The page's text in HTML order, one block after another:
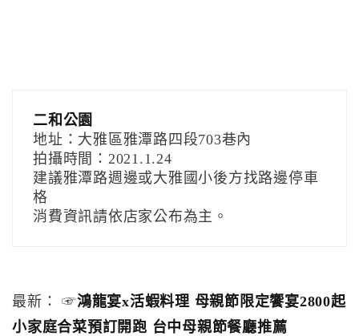
二和公園
地址：大雅區雅潭路四段703巷內
拍攝時間：2021.1.24
建議雅潭路週邊或大雅國小後方找路邊停車
格
消費資訊請依店家公布為主。
最新： ☞鴻龍宴x活蝦料理 母親節限定饗宴2800起
小家庭合菜預訂開跑 台中母親節餐廳推薦